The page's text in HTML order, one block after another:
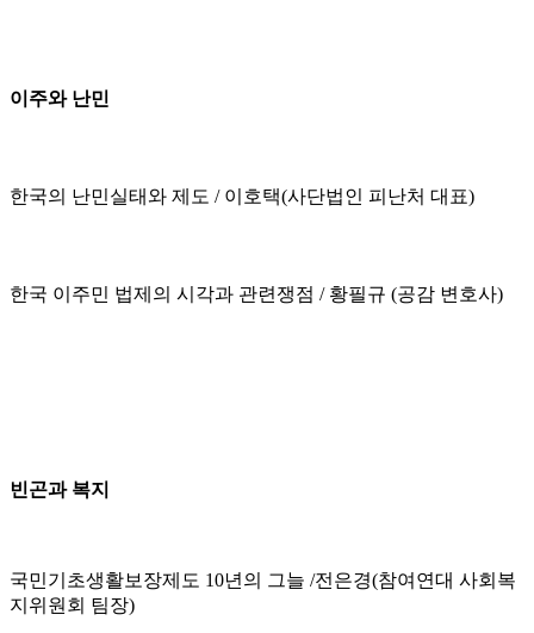
이주와 난민
한국의 난민실태와 제도 / 이호택(사단법인 피난처 대표)
한국 이주민 법제의 시각과 관련쟁점 / 황필규 (공감 변호사)
빈곤과 복지
국민기초생활보장제도 10년의 그늘 /전은경(참여연대 사회복
지위원회 팀장)